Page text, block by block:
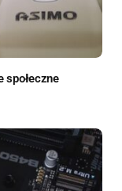
społeczne